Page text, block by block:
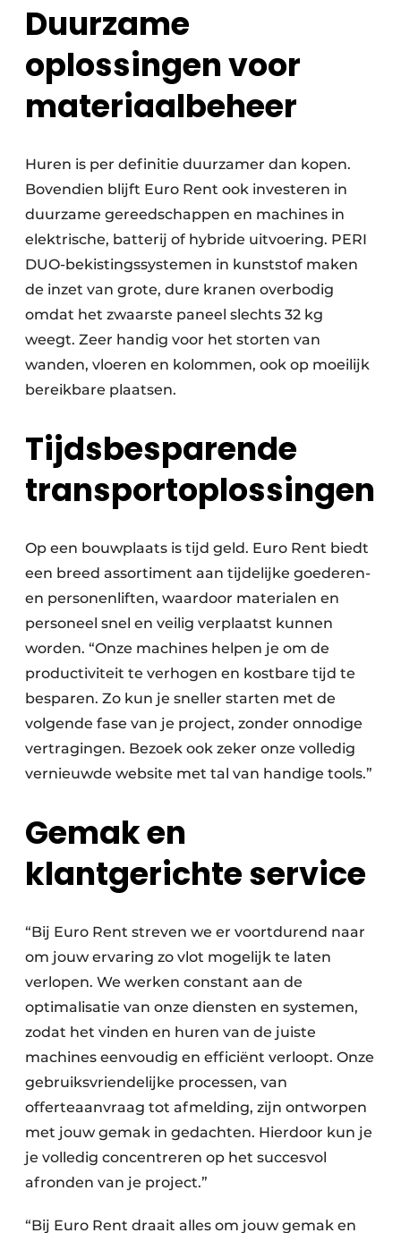
Duurzame
oplossingen voor
materiaalbeheer
Huren is per definitie duurzamer dan kopen.
Bovendien blijft Euro Rent ook investeren in
duurzame gereedschappen en machines in
elektrische, batterij of hybride uitvoering. PERI
DUO-bekistingssystemen in kunststof maken
de inzet van grote, dure kranen overbodig
omdat het zwaarste paneel slechts 32 kg
weegt. Zeer handig voor het storten van
wanden, vloeren en kolommen, ook op moeilijk
bereikbare plaatsen.
Tijdsbesparende
transportoplossingen
Op een bouwplaats is tijd geld. Euro Rent biedt
een breed assortiment aan tijdelijke goederen-
en personenliften, waardoor materialen en
personeel snel en veilig verplaatst kunnen
worden. “Onze machines helpen je om de
productiviteit te verhogen en kostbare tijd te
besparen. Zo kun je sneller starten met de
volgende fase van je project, zonder onnodige
vertragingen. Bezoek ook zeker onze volledig
vernieuwde website met tal van handige tools.”
Gemak en
klantgerichte service
“Bij Euro Rent streven we er voortdurend naar
om jouw ervaring zo vlot mogelijk te laten
verlopen. We werken constant aan de
optimalisatie van onze diensten en systemen,
zodat het vinden en huren van de juiste
machines eenvoudig en efficiënt verloopt. Onze
gebruiksvriendelijke processen, van
offerteaanvraag tot afmelding, zijn ontworpen
met jouw gemak in gedachten. Hierdoor kun je
je volledig concentreren op het succesvol
afronden van je project.”
“Bij Euro Rent draait alles om jouw gemak en